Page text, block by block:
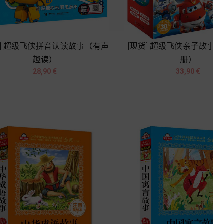
超级飞侠拼音认读故事（有声
趣读）
Prix
28,90 €

[现货] 超级飞侠亲子故
册）
Prix
33,90 €
